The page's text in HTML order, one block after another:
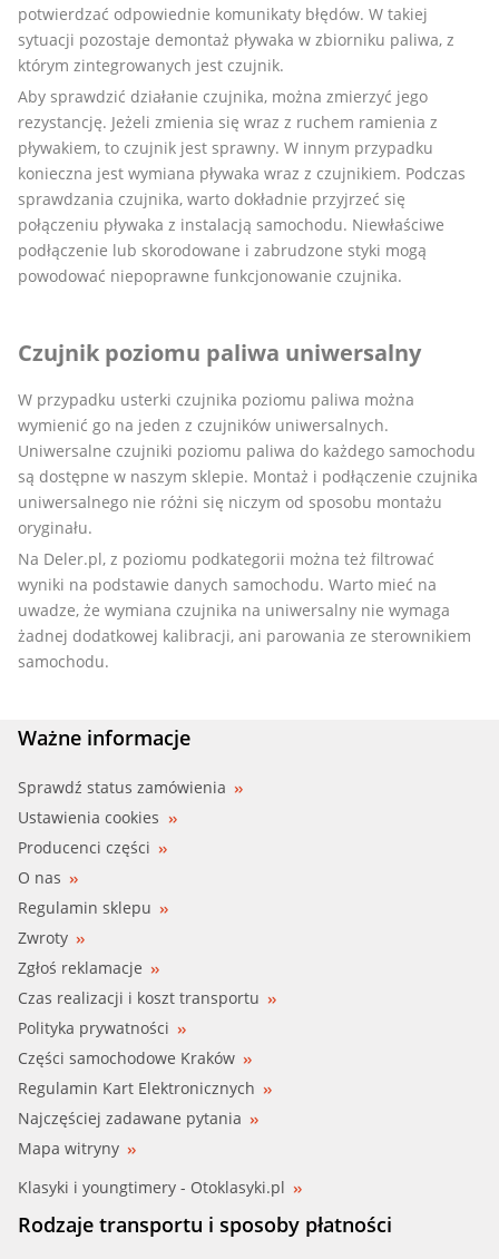
potwierdzać odpowiednie komunikaty błędów. W takiej
sytuacji pozostaje demontaż pływaka w zbiorniku paliwa, z
którym zintegrowanych jest czujnik.
Aby sprawdzić działanie czujnika, można zmierzyć jego
rezystancję. Jeżeli zmienia się wraz z ruchem ramienia z
pływakiem, to czujnik jest sprawny. W innym przypadku
konieczna jest wymiana pływaka wraz z czujnikiem. Podczas
sprawdzania czujnika, warto dokładnie przyjrzeć się
połączeniu pływaka z instalacją samochodu. Niewłaściwe
podłączenie lub skorodowane i zabrudzone styki mogą
powodować niepoprawne funkcjonowanie czujnika.
Czujnik poziomu paliwa uniwersalny
W przypadku usterki czujnika poziomu paliwa można
wymienić go na jeden z czujników uniwersalnych.
Uniwersalne czujniki poziomu paliwa do każdego samochodu
są dostępne w naszym sklepie. Montaż i podłączenie czujnika
uniwersalnego nie różni się niczym od sposobu montażu
oryginału.
Na Deler.pl, z poziomu podkategorii można też filtrować
wyniki na podstawie danych samochodu. Warto mieć na
uwadze, że wymiana czujnika na uniwersalny nie wymaga
żadnej dodatkowej kalibracji, ani parowania ze sterownikiem
samochodu.
Ważne informacje
Sprawdź status zamówienia
Ustawienia cookies
Producenci części
O nas
Regulamin sklepu
Zwroty
Zgłoś reklamacje
Czas realizacji i koszt transportu
Polityka prywatności
Części samochodowe Kraków
Regulamin Kart Elektronicznych
Najczęściej zadawane pytania
Mapa witryny
Klasyki i youngtimery - Otoklasyki.pl
Rodzaje transportu i sposoby płatności